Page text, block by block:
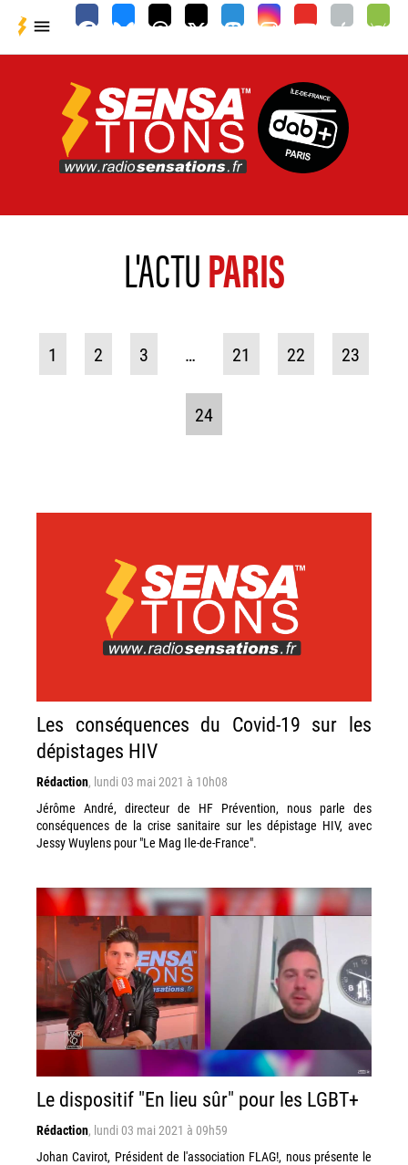

L'ACTUPARIS
1 2 3 … 21 22 23
24
Les conséquences du Covid-19 sur les
dépistages HIV
Rédaction, lundi 03 mai 2021 à 10h08
Jérôme André, directeur de HF Prévention, nous parle des
conséquences de la crise sanitaire sur les dépistage HIV, avec
Jessy Wuylens pour "Le Mag Ile-de-France".
Le dispositif "En lieu sûr" pour les LGBT+
Rédaction, lundi 03 mai 2021 à 09h59
Johan Cavirot, Président de l'association FLAG!, nous présente le